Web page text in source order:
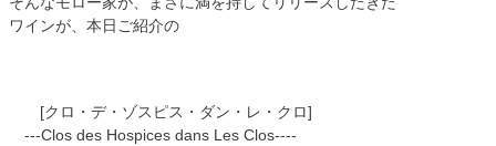
ワインが、本日ご紹介の
[クロ・デ・ゾスピス・ダン・レ・クロ]
---Clos des Hospices dans Les Clos----